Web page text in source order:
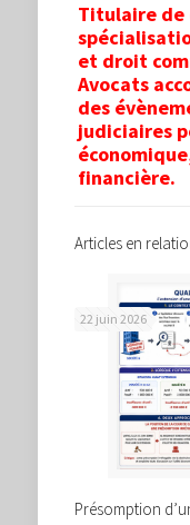
Titulaire
et droit
Avocats
des
judiciaires
financière.
Articles en
22 juin 2026
Présomption